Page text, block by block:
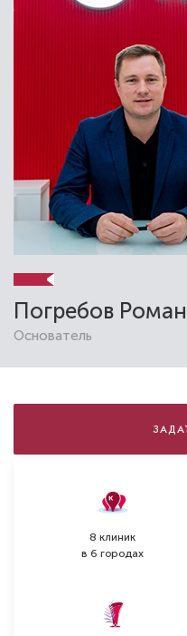
Погребов
Основатель
8 клиник
в 6 городах